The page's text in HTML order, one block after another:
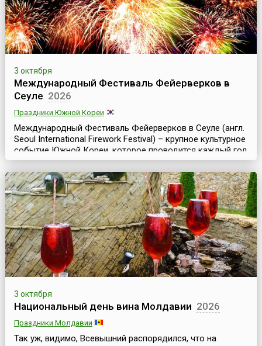
3 октября
Международный Фестиваль Фейерверков в
Сеуле 2026
Праздники Южной Кореи
Международный Фестиваль Фейерверков в Сеуле (англ.
Seoul International Firework Festival) – крупное культурное
событие Южной Кореи, которое проводится каждый год
в конце сентября – начале октябре, начиная с 2000 года,
где лучшие пиротехники мира создают неповторимую
атмосферу праздника и красоты.Для участия в
фестивале традиционно съезжаются команды
специалистов по фейерверкам из разных стран....
3 октября
Национальный день вина Молдавии 2026
Праздники Молдавии
Так уж, видимо, Всевышний распорядился, что на